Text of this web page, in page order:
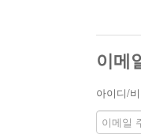
이메
아이디/